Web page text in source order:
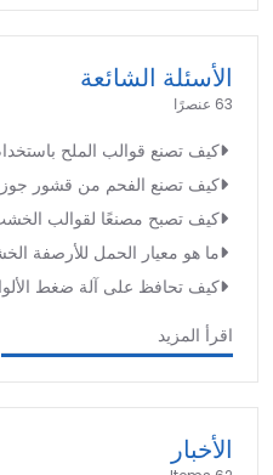
الأسئلة الشائعة
63 عنصرًا
كيف تصنع قوالب الملح
كيف تصنع الفحم من قشور جوز
كيف تصبح مصنعًا لقوالب
ما هو معيار الحمل للأرصفة
كيف تحافظ على آلة ضغط
اقرأ المزيد
الأخبار